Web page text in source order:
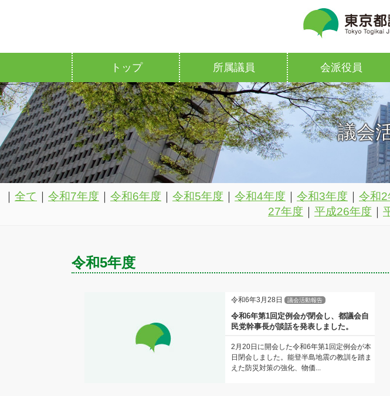
トップ 所属議員 会派役員
議会
全て 令和7年度 令和6年度 令和5年度 令和4年度 令和3年度 令和2
27年度
平成26年度
令和5年度
令和6年3月28日 議会活動報告
令和6年第1回定例会が閉会し、都議会自
民党幹事長が談話を発表しました。
2月20日に開会した令和6年第1回定例会が本
日閉会しました。能登半島地震の教訓を踏ま
えた防災対策の強化、物価...